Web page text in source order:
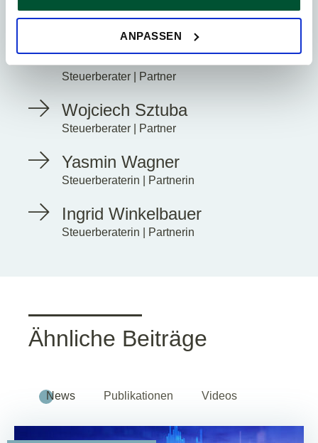
ersuchen wir um Ihre Einwilligung.
Sie können Ihre Einwilligung jederzeit in der
ANPASSEN
Renate Pilz
Erich Resch
Steuerberater | Partner
Wojciech Sztuba
Steuerberater | Partner
Yasmin Wagner
Steuerberaterin | Partnerin
Ingrid Winkelbauer
Steuerberaterin | Partnerin
Ähnliche Beiträge
News Publikationen Videos